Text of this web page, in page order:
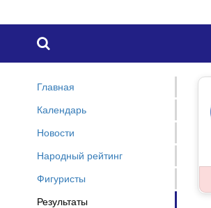

Главная
Календарь
Новости
Народный рейтинг
Фигуристы
Результаты